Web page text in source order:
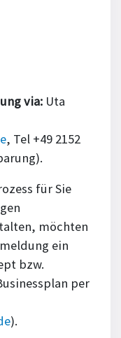
via: Uta
, Tel +49 2152
für Sie
möchten
ein
bzw.
per
).